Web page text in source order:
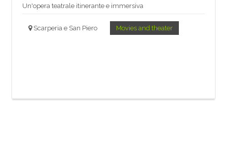
Un'opera teatrale itinerante e immersiva
Scarperia e San Piero Movies and theater